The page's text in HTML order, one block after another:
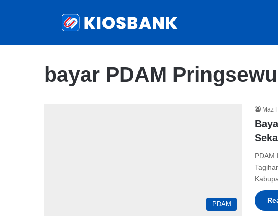
bayar PDAM
PDAM
Maz
PDAM